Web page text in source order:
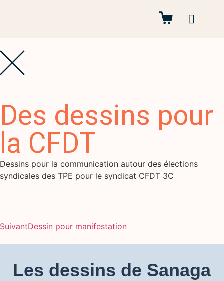
Des dessins pour
la CFDT
Dessins pour la communication autour des élections
syndicales des TPE pour le syndicat CFDT 3C
SuivantDessin pour manifestation
Les dessins de Sanaga